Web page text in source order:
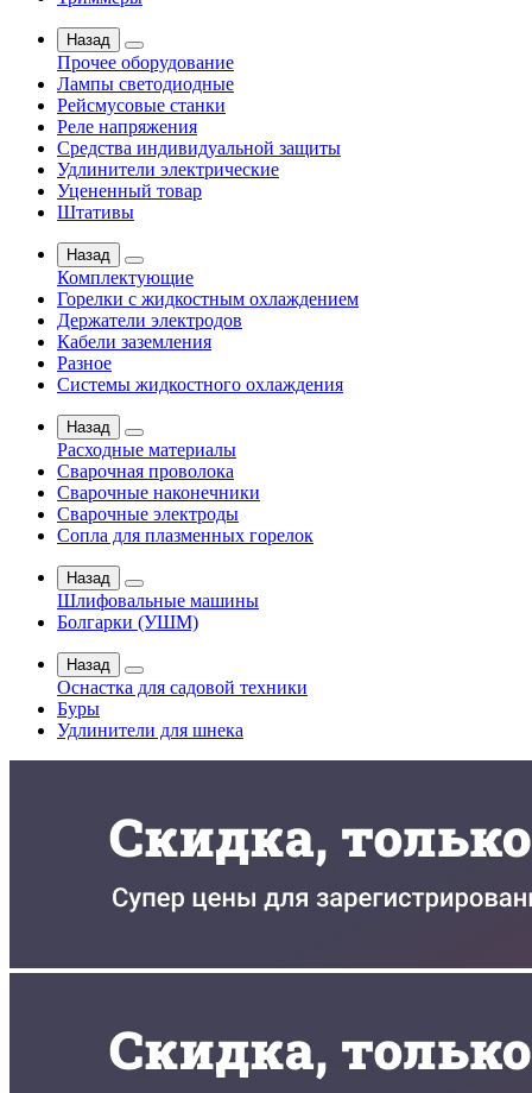
Назад
Прочее оборудование
Лампы светодиодные
Рейсмусовые станки
Реле напряжения
Средства индивидуальной защиты
Удлинители электрические
Уцененный товар
Штативы
Назад
Комплектующие
Горелки с жидкостным охлаждением
Держатели электродов
Кабели заземления
Разное
Системы жидкостного охлаждения
Назад
Расходные материалы
Сварочная проволока
Сварочные наконечники
Сварочные электроды
Сопла для плазменных горелок
Назад
Шлифовальные машины
Болгарки (УШМ)
Назад
Оснастка для садовой техники
Буры
Удлинители для шнека